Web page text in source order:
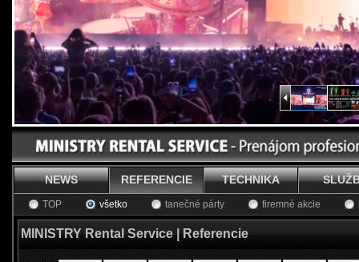
NEWS REFERENCIE TECHNIKA
TOP všetko tanečné párty firemné akcie
MINISTRY Rental Service | Referencie